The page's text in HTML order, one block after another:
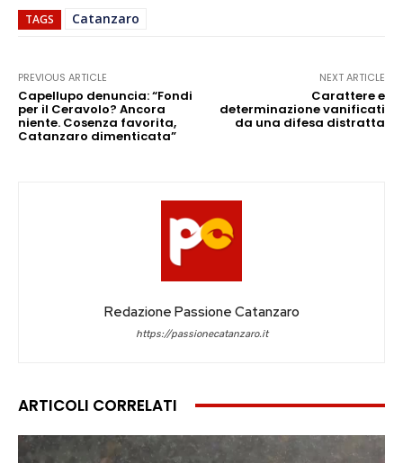
TAGS Catanzaro
PREVIOUS ARTICLE
Capellupo denuncia: “Fondi
per il Ceravolo? Ancora
niente. Cosenza favorita,
Catanzaro dimenticata”
NEXT ARTICLE
Carattere e
determinazione vanificati
da una difesa distratta
Redazione Passione Catanzaro
https://passionecatanzaro.it
ARTICOLI CORRELATI